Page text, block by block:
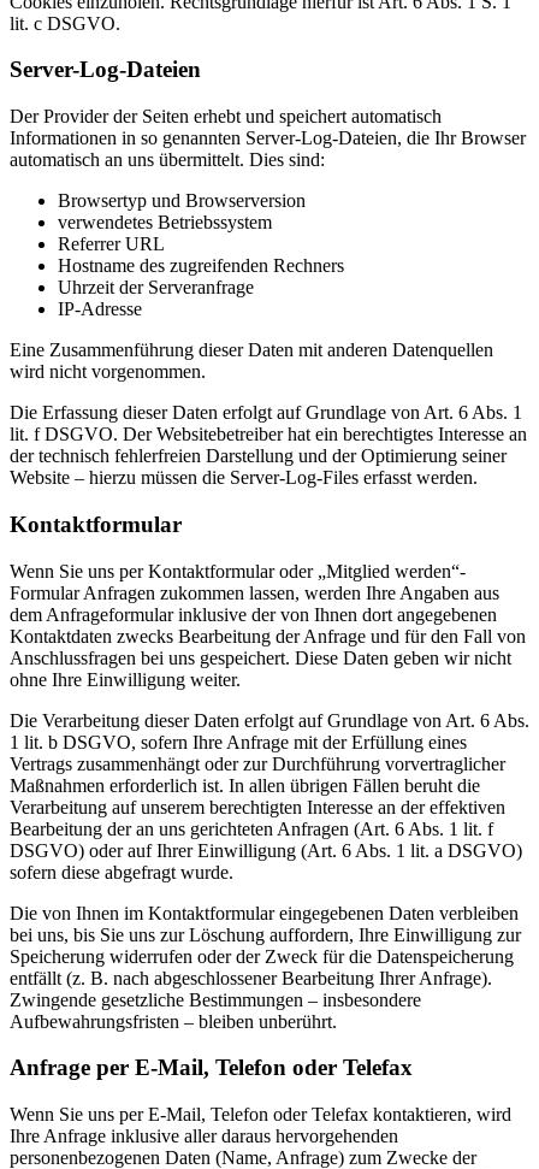
lit. c DSGVO.
Server-Log-Dateien
Der Provider der Seiten erhebt und speichert automatisch
Informationen in so genannten Server-Log-Dateien, die Ihr Browser
automatisch an uns übermittelt. Dies sind:
Browsertyp und Browserversion
verwendetes Betriebssystem
Referrer URL
Hostname des zugreifenden Rechners
Uhrzeit der Serveranfrage
IP-Adresse
Eine Zusammenführung dieser Daten mit anderen Datenquellen
wird nicht vorgenommen.
Die Erfassung dieser Daten erfolgt auf Grundlage von Art. 6 Abs. 1
lit. f DSGVO. Der Websitebetreiber hat ein berechtigtes Interesse an
der technisch fehlerfreien Darstellung und der Optimierung seiner
Website – hierzu müssen die Server-Log-Files erfasst werden.
Kontaktformular
Wenn Sie uns per Kontaktformular oder „Mitglied werden“-
Formular Anfragen zukommen lassen, werden Ihre Angaben aus
dem Anfrageformular inklusive der von Ihnen dort angegebenen
Kontaktdaten zwecks Bearbeitung der Anfrage und für den Fall von
Anschlussfragen bei uns gespeichert. Diese Daten geben wir nicht
ohne Ihre Einwilligung weiter.
Die Verarbeitung dieser Daten erfolgt auf Grundlage von Art. 6 Abs.
1 lit. b DSGVO, sofern Ihre Anfrage mit der Erfüllung eines
Vertrags zusammenhängt oder zur Durchführung vorvertraglicher
Maßnahmen erforderlich ist. In allen übrigen Fällen beruht die
Verarbeitung auf unserem berechtigten Interesse an der effektiven
Bearbeitung der an uns gerichteten Anfragen (Art. 6 Abs. 1 lit. f
DSGVO) oder auf Ihrer Einwilligung (Art. 6 Abs. 1 lit. a DSGVO)
sofern diese abgefragt wurde.
Die von Ihnen im Kontaktformular eingegebenen Daten verbleiben
bei uns, bis Sie uns zur Löschung auffordern, Ihre Einwilligung zur
Speicherung widerrufen oder der Zweck für die Datenspeicherung
entfällt (z. B. nach abgeschlossener Bearbeitung Ihrer Anfrage).
Zwingende gesetzliche Bestimmungen – insbesondere
Aufbewahrungsfristen – bleiben unberührt.
Anfrage per E-Mail, Telefon oder Telefax
Wenn Sie uns per E-Mail, Telefon oder Telefax kontaktieren, wird
Ihre Anfrage inklusive aller daraus hervorgehenden
personenbezogenen Daten (Name, Anfrage) zum Zwecke der